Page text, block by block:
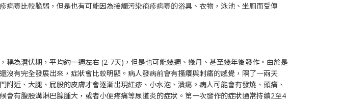
病毒比較脆弱，但是也有可能因為接觸污染疱疹病毒的浴具、衣物，泳池、坐厠而受傳
稱為潛伏期，平均約一週左右 (2-7天)，但是也可能幾週、幾月、甚至幾年後發作。由於是
沒有完全發展出來，症狀會比較明顯。病人發病前會有搔癢與刺痛的感覺，隔了一兩天
附近、大腿、屁股的皮膚才會逐漸出現紅疹、小水泡、潰瘍。病人可能會有發燒、頭痛、
會有腹股溝淋巴腺腫大，或者小便疼痛等尿道炎的症狀。第一次發作的症狀通常持續2至4